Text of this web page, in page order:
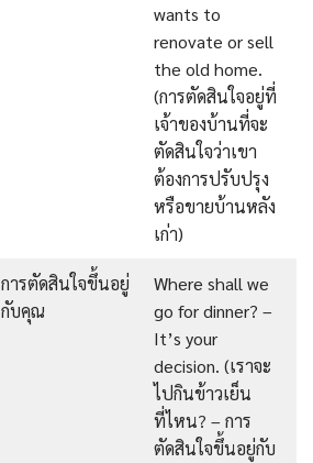
wants to
renovate or sell
the old home.
(การตัดสินใจอยู่ที่
เจ้าของบ้านที่จะ
ตัดสินใจว่าเขา
ต้องการปรับปรุง
หรือขายบ้านหลัง
เก่า)
การตัดสินใจขึ้นอยู่
กับคุณ
Where shall we
go for dinner? –
It’s your
decision. (เราจะ
ไปกินข้าวเย็น
ที่ไหน? – การ
ตัดสินใจขึ้นอยู่กับ